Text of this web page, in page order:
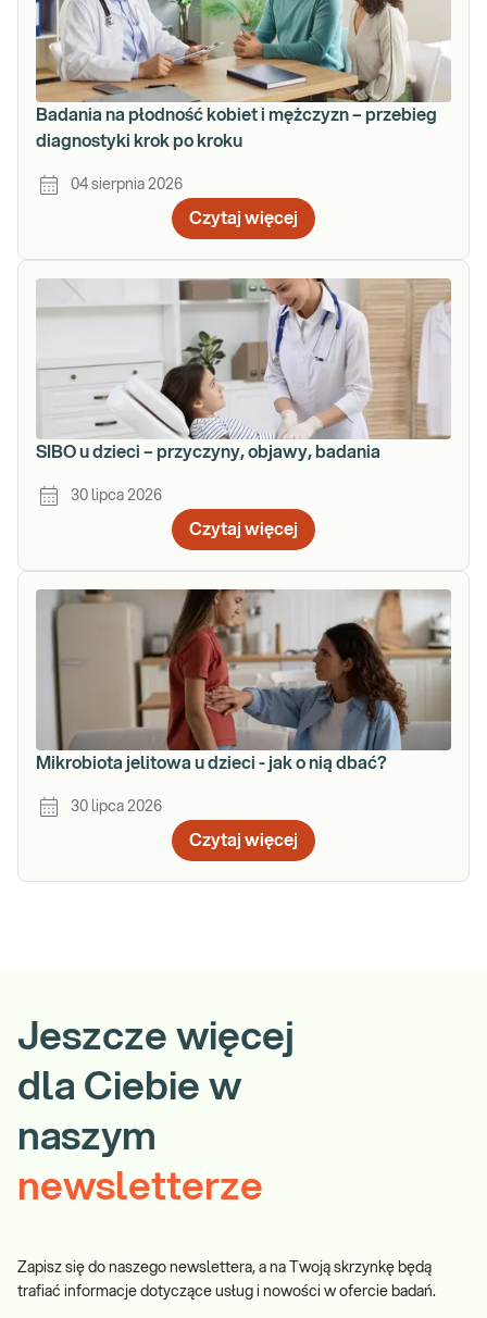
Badania na płodność kobiet i mężczyzn – przebieg
diagnostyki krok po kroku
04 sierpnia 2026
Czytaj więcej
SIBO u dzieci – przyczyny, objawy, badania
30 lipca 2026
Czytaj więcej
Mikrobiota jelitowa u dzieci - jak o nią dbać?
30 lipca 2026
Czytaj więcej
Jeszcze więcej
dla Ciebie w
naszym
newsletterze
Zapisz się do naszego newslettera, a na Twoją skrzynkę będą
trafiać informacje dotyczące usług i nowości w ofercie badań.